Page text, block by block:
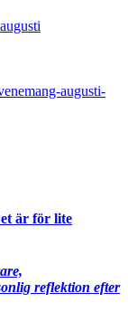
augusti-
är för lite
reflektion efter